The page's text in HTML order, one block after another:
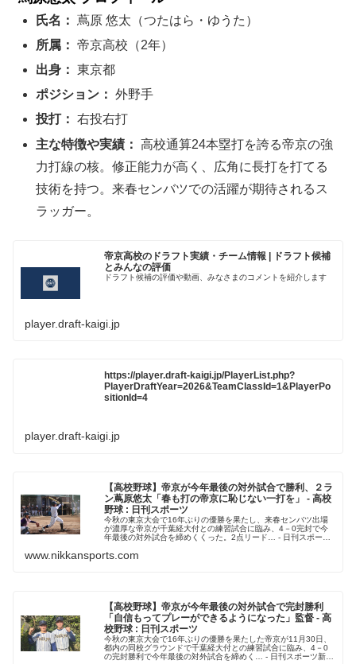
氏名： 蔦原 悠太（つたはら・ゆうた）
所属： 帝京高校（2年）
出身： 東京都
ポジション： 外野手
投打： 右投右打
主な特徴や実績： 高校通算24本塁打を誇る帝京の強
力打線の核。修正能力が高く、広角に長打を打てる
技術を持つ。来春センバツでの活躍が期待されるス
ラッガー。
帝京高校のドラフト実績・チーム情報 | ドラフト候補
とみんなの評価
ドラフト候補の評価や動画、みなさまのコメントを紹介します
player.draft-kaigi.jp
https://player.draft-kaigi.jp/PlayerList.php?
PlayerDraftYear=2026&TeamClassId=1&PlayerPo
sitionId=4
player.draft-kaigi.jp
【高校野球】帝京が今年最後の対外試合で勝利、２ラ
ン蔦原悠太「春も打の帝京に恥じない一打を」 - 高校
野球 : 日刊スポーツ
今秋の東京大会で16年ぶりの優勝を果たし、来春センバツ出場
が濃厚な帝京が千葉経大付との練習試合に臨み、4－0完封で今
年最後の対外試合を締めくくった。2点リード… - 日刊スポーツ
www.nikkansports.com
【高校野球】帝京が今年最後の対外試合で完封勝利
「自信もってプレーができるようになった」監督 - 高
校野球 : 日刊スポーツ
今秋の東京大会で16年ぶりの優勝を果たした帝京が11月30日、
都内の同校グラウンドで千葉経大付との練習試合に臨み、4－0
の完封勝利で今年最後の対外試合を締めく… - 日刊スポーツ新聞